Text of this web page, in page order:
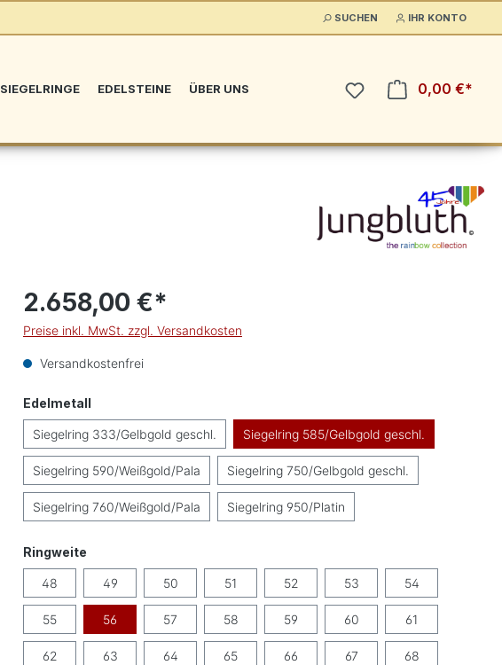
SUCHEN IHR KONTO
SIEGELRINGE EDELSTEINE ÜBER UNS 0,00 €*
2.658,00 €*
Preise inkl. MwSt. zzgl. Versandkosten
Versandkostenfrei
Edelmetall
Siegelring 333/Gelbgold geschl. Siegelring 585/Gelbgold geschl.
Siegelring 590/Weißgold/Pala Siegelring 750/Gelbgold geschl.
Siegelring 760/Weißgold/Pala Siegelring 950/Platin
Ringweite
48 49 50 51 52 53 54
55 56 57 58 59 60 61
62 63 64 65 66 67 68